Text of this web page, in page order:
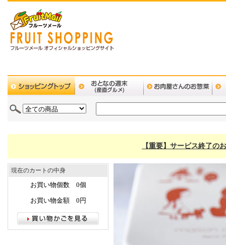
【重要】サービス終了の
現在のカートの中身
お買い物個数 0個
お買い物金額 0円